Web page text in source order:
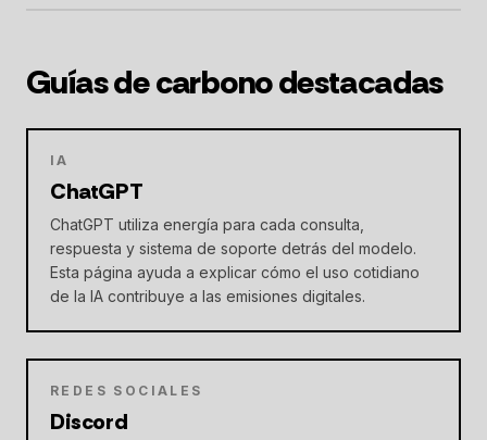
Guías de carbono destacadas
IA
ChatGPT
ChatGPT utiliza energía para cada consulta,
respuesta y sistema de soporte detrás del modelo.
Esta página ayuda a explicar cómo el uso cotidiano
de la IA contribuye a las emisiones digitales.
REDES SOCIALES
Discord